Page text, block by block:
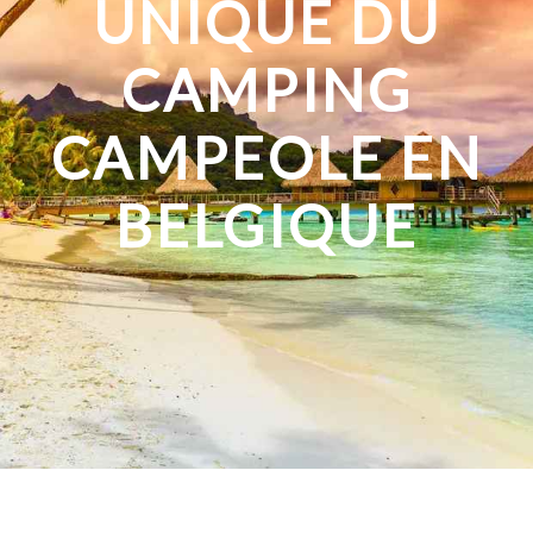
UNIQUE DU
CAMPING
CAMPEOLE EN
BELGIQUE